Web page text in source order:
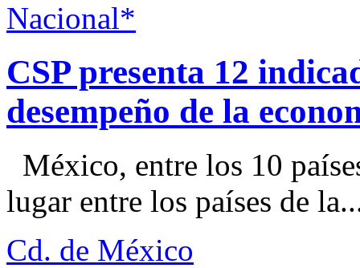
Nacional*
CSP presenta 12
desempeño de la
México, entre los 10
lugar entre los países de
Cd. de México